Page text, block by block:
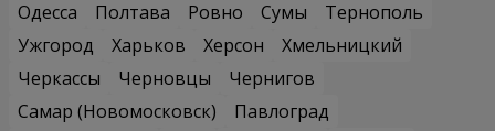
Одесса
Полтава Ровно Сумы
Тернополь
Ужгород
Харьков Херсон
Хмельницкий
Черкассы
Черновцы
Чернигов
Самар (Новомосковск)
Павлоград